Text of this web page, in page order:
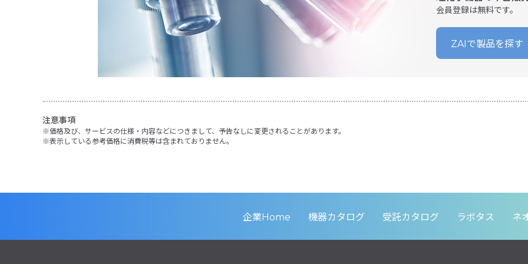
会員登録は無料です。
ZAIで製品を探す
注意事項
価格及び、サービスの仕様・内容などにつきまして、予告なしに変更されることがあります。
表示している参考価格に消費税等は含まれておりません。
企業Home 機器カタログ 受託カタログ ラボタス ネ